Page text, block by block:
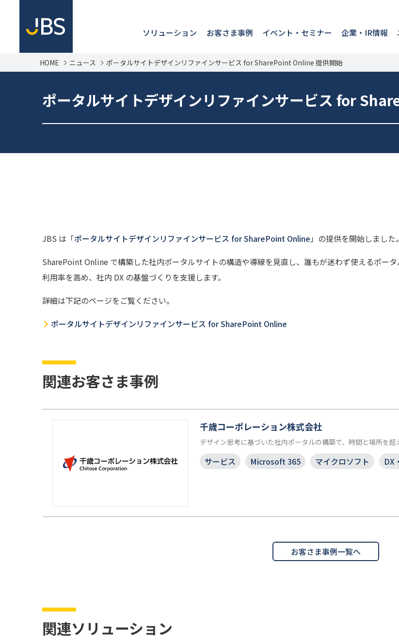
ソリューション お客さま事例 イベント・セミナー 企業・IR情報
HOME ニュース ポータルサイトデザインリファインサービス for SharePoint Online 提供開始
ポータルサイトデザインリファインサービス for
JBS は「ポータルサイトデザインリファインサービス for SharePoint Online 」の提供を開始しました。
SharePoint Online で構築した社内ポータルサイトの構造や導線を見直し、誰もが迷わず使えるポー
利用率を高め、社内 DX の基盤づくりを支援します。
詳細は下記のページをご覧ください。
ポータルサイトデザインリファインサービス for SharePoint Online
関連お客さま事例
千歳コーポレーション株式会社
デザイン思考に基づいた社内ポータルの構築で、時間と場所を
サービス Microsoft 365 マイクロソフト DX
お客さま事例一覧へ
関連ソリューション